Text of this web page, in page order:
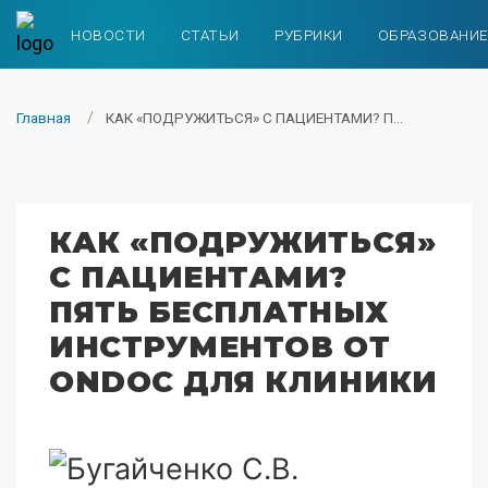
НОВОСТИ СТАТЬИ РУБРИКИ ОБРАЗОВАНИЕ
Главная КАК «ПОДРУЖИТЬСЯ» С ПАЦИЕНТАМИ? П...
КАК «ПОДРУЖИТЬСЯ»
С ПАЦИЕНТАМИ?
ПЯТЬ БЕСПЛАТНЫХ
ИНСТРУМЕНТОВ ОТ
ONDOC ДЛЯ КЛИНИКИ